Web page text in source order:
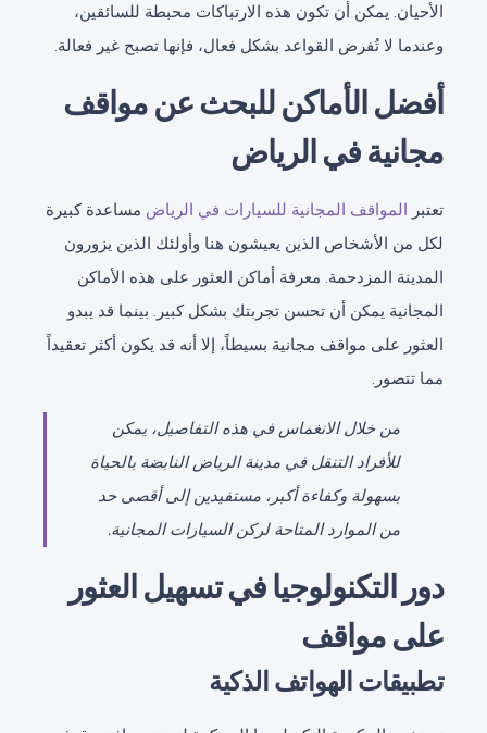
الأحيان. يمكن أن تكون هذه الارتباكات محبطة للسائقين،
وعندما لا تُفرض القواعد بشكل فعال، فإنها تصبح غير فعالة.
أفضل الأماكن للبحث عن مواقف
مجانية في الرياض
تعتبر المواقف المجانية للسيارات في الرياض مساعدة كبيرة
لكل من الأشخاص الذين يعيشون هنا وأولئك الذين يزورون
المدينة المزدحمة. معرفة أماكن العثور على هذه الأماكن
المجانية يمكن أن تحسن تجربتك بشكل كبير. بينما قد يبدو
العثور على مواقف مجانية بسيطاً، إلا أنه قد يكون أكثر تعقيداً
مما تتصور.
من خلال الانغماس في هذه التفاصيل، يمكن
للأفراد التنقل في مدينة الرياض النابضة بالحياة
بسهولة وكفاءة أكبر، مستفيدين إلى أقصى حد
من الموارد المتاحة لركن السيارات المجانية.
دور التكنولوجيا في تسهيل العثور
على مواقف
تطبيقات الهواتف الذكية